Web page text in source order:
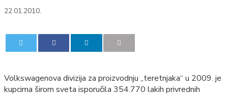
22.01.2010.
Volkswagenova divizija za proizvodnju „teretnjaka“ u 2009. je
kupcima širom sveta isporučila 354.770 lakih privrednih